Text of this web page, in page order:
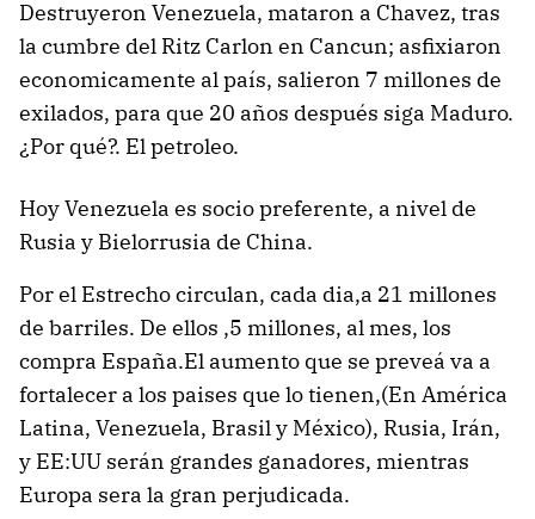
Destruyeron Venezuela, mataron a Chavez, tras
la cumbre del Ritz Carlon en Cancun; asfixiaron
economicamente al país, salieron 7 millones de
exilados, para que 20 años después siga Maduro.
¿Por qué?. El petroleo.
Hoy Venezuela es socio preferente, a nivel de
Rusia y Bielorrusia de China.
Por el Estrecho circulan, cada dia,a 21 millones
de barriles. De ellos ,5 millones, al mes, los
compra España.El aumento que se preveá va a
fortalecer a los paises que lo tienen,(En América
Latina, Venezuela, Brasil y México), Rusia, Irán,
y EE:UU serán grandes ganadores, mientras
Europa sera la gran perjudicada.